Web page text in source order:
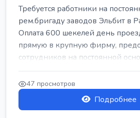
Требуется работники на
рем.бригаду заводов Эльбит в
Оплата 600 шекелей день
прямую в крупную фирму,
сотрудников на постоянной
47 просмотров
Подробнее